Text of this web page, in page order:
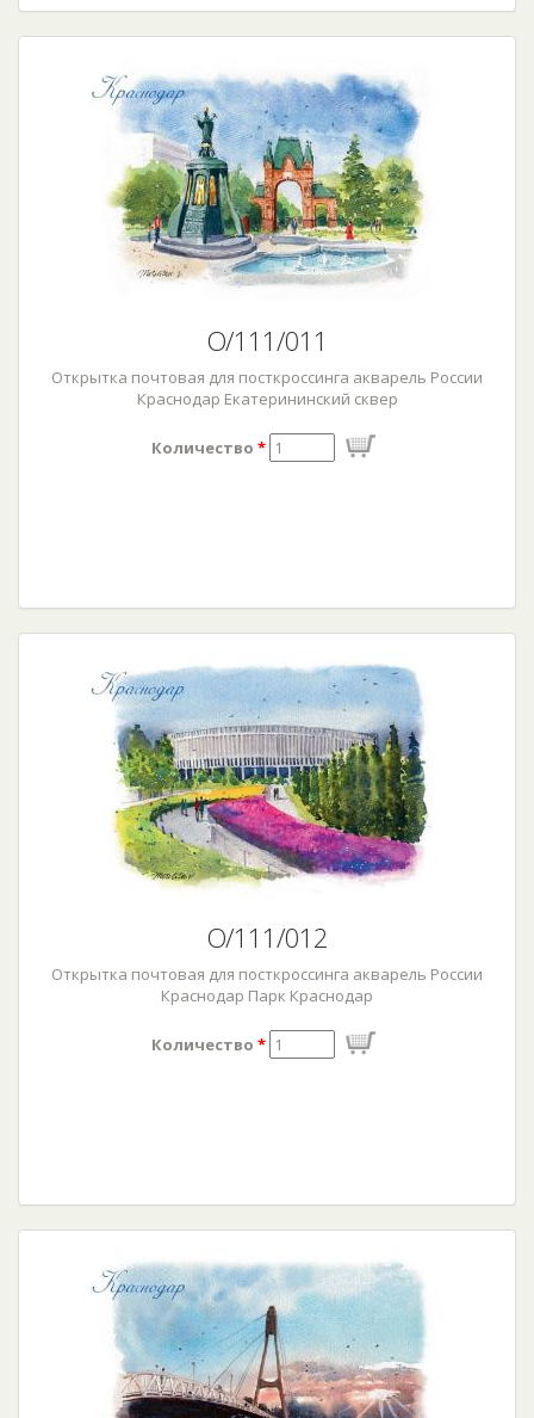
О/111/011
Открытка почтовая для посткроссинга акварель России
Краснодар Екатерининский сквер
Количество *
О/111/012
Открытка почтовая для посткроссинга акварель России
Краснодар Парк Краснодар
Количество *